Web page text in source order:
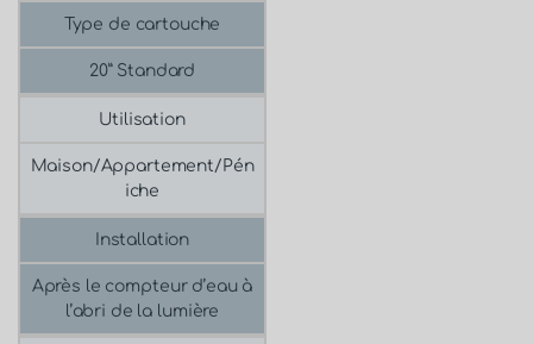
Type de cartouche
20” Standard
Utilisation
Maison/Appartement/Pén
iche
Installation
Après le compteur d’eau à
l’abri de la lumière